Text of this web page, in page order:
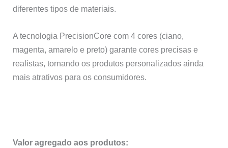
diferentes tipos de materiais.
A tecnologia PrecisionCore com 4 cores (ciano,
magenta, amarelo e preto) garante cores precisas e
realistas, tornando os produtos personalizados ainda
mais atrativos para os consumidores.
Valor agregado aos produtos: